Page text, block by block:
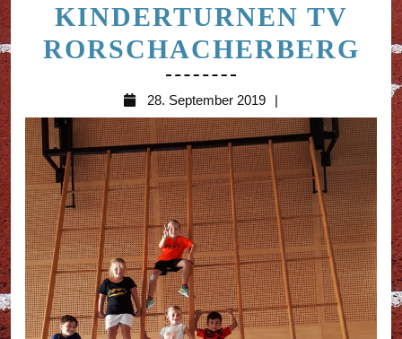
KINDERTURNEN TV
RORSCHACHERBERG
IM
TV
28. September 2019
September
2019